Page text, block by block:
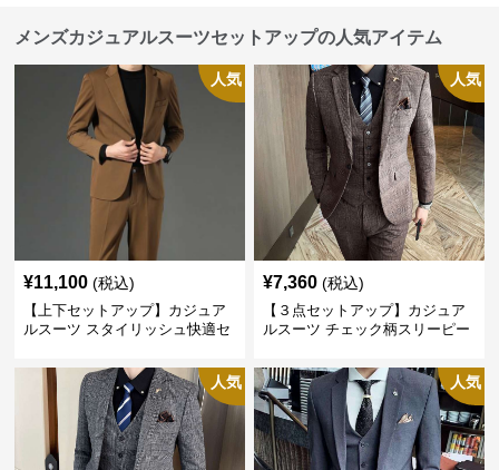
メンズカジュアルスーツセットアップの人気アイテム
人気
¥11,100 (税込)
【上下セットアップ】カジュア
ルスーツ スタイリッシュ快適セ
人気
¥7,360 (税込)
【３点セットアップ】カジュア
ルスーツ チェック柄スリーピー
人気 人気